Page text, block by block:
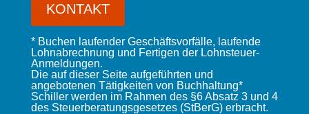
KONTAKT
* Buchen laufender Geschäftsvorfälle, laufende
Lohnabrechnung und Fertigen der Lohnsteuer-
Anmeldungen.
Die auf dieser Seite aufgeführten und
angebotenen Tätigkeiten von Buchhaltung*
Schiller werden im Rahmen des §6 Absatz 3 und 4
des Steuerberatungsgesetzes (StBerG) erbracht.